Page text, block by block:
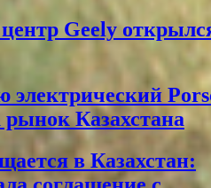
Geely
Казахстана
в Казахстан: